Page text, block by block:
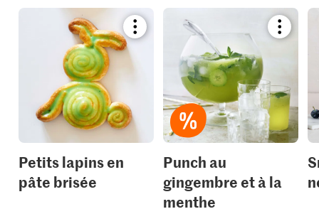
Bookmark
recipe
collections.
Petits lapins en
pâte brisée
recipe
to
your
Punch au
gingembre et à la
menthe